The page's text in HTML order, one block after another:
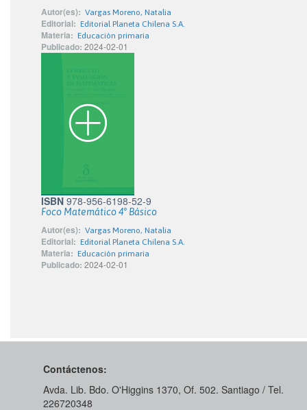
Autor(es): Vargas Moreno, Natalia
Editorial: Editorial Planeta Chilena S.A.
Materia: Educación primaria
Publicado: 2024-02-01
ISBN 978-956-6198-52-9
Foco Matemático 4° Básico
Autor(es): Vargas Moreno, Natalia
Editorial: Editorial Planeta Chilena S.A.
Materia: Educación primaria
Publicado: 2024-02-01
Contáctenos:
Avda. Lib. Bdo. O'Higgins 1370, Of. 502. Santiago / Tel.
226720348